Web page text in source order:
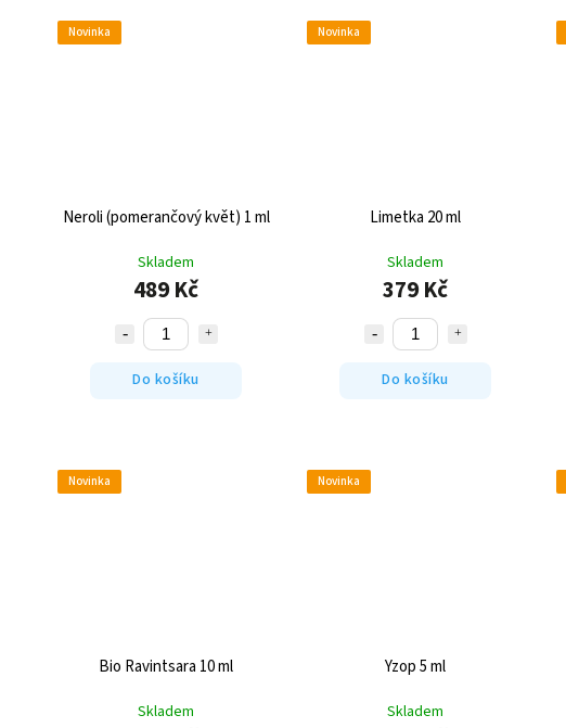
Novinka
Neroli (pomerančový květ) 1 ml
Skladem
489 Kč
Do košíku
Novinka
Limetka 20 ml
Skladem
379 Kč
Do košíku
Novinka
Bio Ravintsara 10 ml
Skladem
Novinka
Yzop 5 ml
Skladem